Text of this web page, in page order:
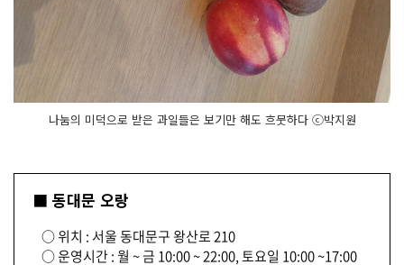
나눔의 미덕으로 받은 과일들은 보기만 해도 흐뭇하다 ⓒ박지원
■ 동대문 오랑
○ 위치 : 서울 동대문구 왕산로 210
○ 운영시간 : 월 ~ 금 10:00 ~ 22:00, 토요일 10:00 ~17:00